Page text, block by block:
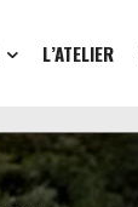
L’ATELIER